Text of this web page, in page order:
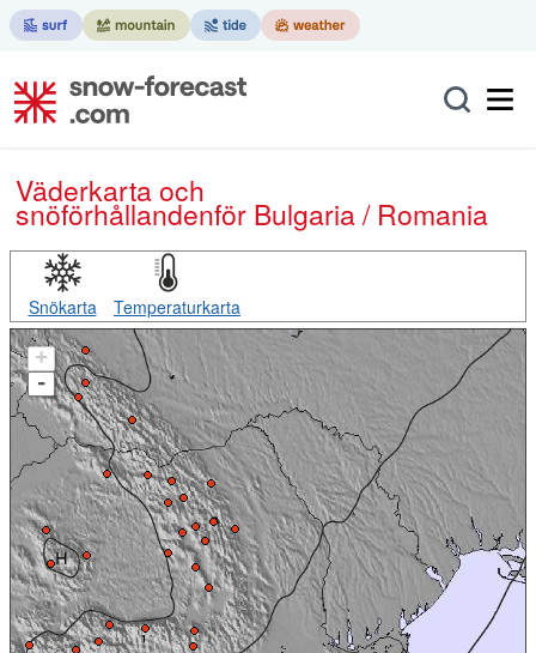
Väderkarta och
snöförhållandenför Bulgaria / Romania
Snökarta Temperaturkarta
+
-